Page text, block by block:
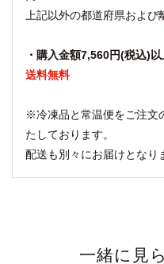
上記以外の都道府県および
・購入金額7,560円(税込)
送料無料
※冷凍品と常温便をご注文
たしております。
配送も別々にお届けとなり
一緒に見